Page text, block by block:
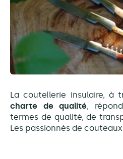
La coutellerie insulaire, à
charte de qualité,
termes de qualité, de
Les passionnés de